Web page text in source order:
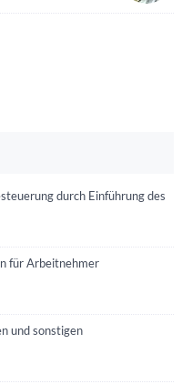
durch Einführung des
für Arbeitnehmer
und sonstigen